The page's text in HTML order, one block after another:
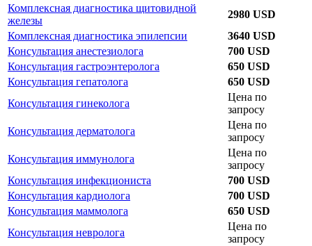
Комплексная диагностика щитовидной
железы
2980 USD
Комплексная диагностика эпилепсии
3640 USD
Консультация анестезиолога
700 USD
Консультация гастроэнтеролога
650 USD
Консультация гепатолога
650 USD
Консультация гинеколога
Цена по
запросу
Консультация дерматолога
Цена по
запросу
Консультация иммунолога
Цена по
запросу
Консультация инфекциониста
700 USD
Консультация кардиолога
700 USD
Консультация маммолога
650 USD
Консультация невролога
Цена по
запросу